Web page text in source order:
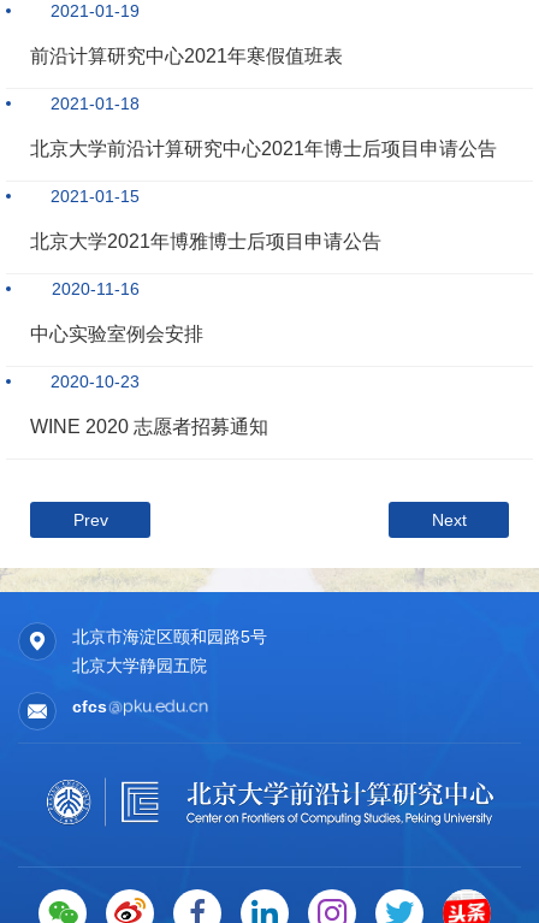
2021-01-19
前沿计算研究中心2021年寒假值班表
2021-01-18
北京大学前沿计算研究中心2021年博士后项目申请公告
2021-01-15
北京大学2021年博雅博士后项目申请公告
2020-11-16
中心实验室例会安排
2020-10-23
WINE 2020 志愿者招募通知
Prev Next
北京市海淀区颐和园路5号
北京大学静园五院
cfcs